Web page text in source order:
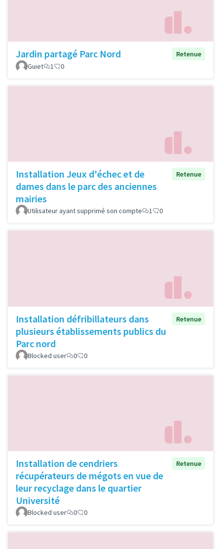
Jardin partagé Parc Nord
Retenue
Guiet
1 0
Installation Jeux d'échec et de
dames dans le parc des anciennes
mairies
Retenue
Utilisateur ayant supprimé son compte 1 0
Installation défribillateurs dans
plusieurs établissements publics du
Parc nord
Retenue
Blocked user 0 0
Installation de cendriers
récupérateurs de mégots en vue de
leur recyclage dans le quartier
Université
Retenue
Blocked user 0 0